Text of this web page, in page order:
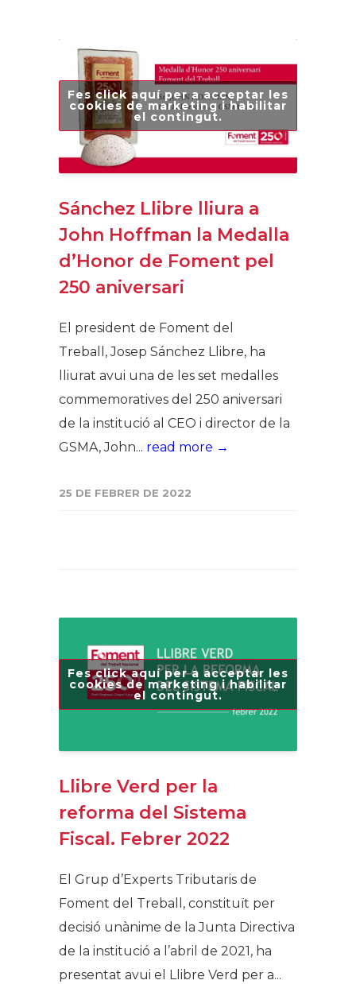
Fes click aquí per a acceptar les
cookies de marketing i habilitar
el contingut.
Sánchez Llibre lliura a
John Hoffman la Medalla
d’Honor de Foment pel
250 aniversari
El president de Foment del
Treball, Josep Sánchez Llibre, ha
lliurat avui una de les set medalles
commemoratives del 250 aniversari
de la institució al CEO i director de la
GSMA, John... read more →
25 DE FEBRER DE 2022
Fes click aquí per a acceptar les
cookies de marketing i habilitar
el contingut.
Llibre Verd per la
reforma del Sistema
Fiscal. Febrer 2022
El Grup d’Experts Tributaris de
Foment del Treball, constituït per
decisió unànime de la Junta Directiva
de la institució a l’abril de 2021, ha
presentat avui el Llibre Verd per a...